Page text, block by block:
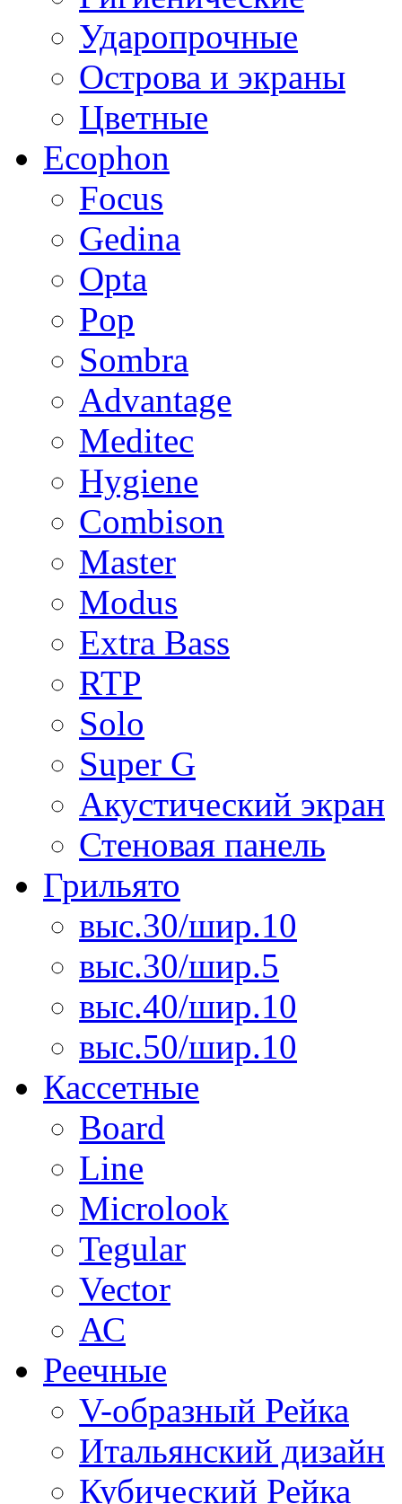
Ударопрочные
Острова и экраны
Цветные
Ecophon
Focus
Gedina
Opta
Pop
Sombra
Advantage
Meditec
Hygiene
Combison
Master
Modus
Extra Bass
RTP
Solo
Super G
Акустический экран
Стеновая панель
Грильято
выс.30/шир.10
выс.30/шир.5
выс.40/шир.10
выс.50/шир.10
Кассетные
Board
Line
Microlook
Tegular
Vector
АС
Реечные
V-образный Рейка
Итальянский дизайн
Кубический Рейка